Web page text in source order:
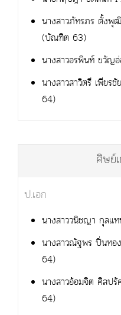
นางสาวภัทรภร ตั้งพุ
(บัณฑิต 63)
นางสาวอรพินท์ ขวัญ
นางสาวสาวิตรี เพีย
64)
ศิษย์
ป.เอก
นางสาววนิชญา กุลแ
นางสาวณัฐพร ปิ่นท
64)
นางสาวอ้อมจิต ศิลป
64)